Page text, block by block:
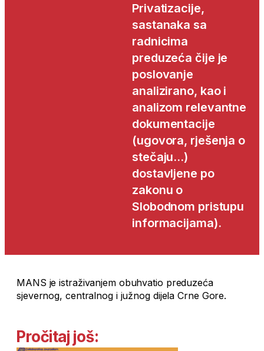
Privatizacije,
sastanaka sa
radnicima
preduzeća čije je
poslovanje
analizirano, kao i
analizom relevantne
dokumentacije
(ugovora, rješenja o
stečaju…)
dostavljene po
zakonu o
Slobodnom pristupu
informacijama).
MANS je istraživanjem obuhvatio preduzeća
sjevernog, centralnog i južnog dijela Crne Gore.
Pročitaj još: